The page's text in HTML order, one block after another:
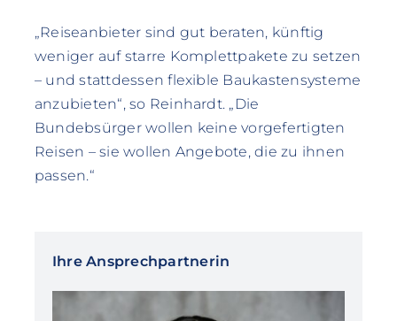
„Reiseanbieter sind gut beraten, künftig
weniger auf starre Komplettpakete zu setzen
– und stattdessen flexible Baukastensysteme
anzubieten“, so Reinhardt. „Die
Bundebsürger wollen keine vorgefertigten
Reisen – sie wollen Angebote, die zu ihnen
passen.“
Ihre Ansprechpartnerin